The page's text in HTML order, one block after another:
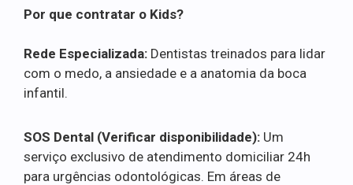
Por que contratar o Kids?
Rede Especializada: Dentistas treinados para lidar
com o medo, a ansiedade e a anatomia da boca
infantil.
SOS Dental (Verificar disponibilidade): Um
serviço exclusivo de atendimento domiciliar 24h
para urgências odontológicas. Em áreas de